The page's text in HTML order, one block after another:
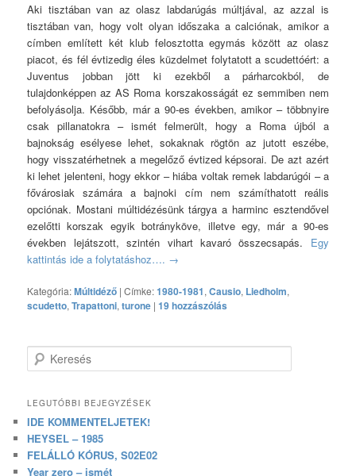
Aki tisztában van az olasz labdarúgás múltjával, az azzal is
tisztában van, hogy volt olyan időszaka a calciónak, amikor a
címben említett két klub felosztotta egymás között az olasz
piacot, és fél évtizedig éles küzdelmet folytatott a scudettóért: a
Juventus jobban jött ki ezekből a párharcokból, de
tulajdonképpen az AS Roma korszakosságát ez semmiben nem
befolyásolja. Később, már a 90-es években, amikor – többnyire
csak pillanatokra – ismét felmerült, hogy a Roma újból a
bajnokság esélyese lehet, sokaknak rögtön az jutott eszébe,
hogy visszatérhetnek a megelőző évtized képsorai. De azt azért
ki lehet jelenteni, hogy ekkor – hiába voltak remek labdarúgói – a
fővárosiak számára a bajnoki cím nem számíthatott reális
opciónak. Mostani múltidézésünk tárgya a harminc esztendővel
ezelőtti korszak egyik botrányköve, illetve egy, már a 90-es
években lejátszott, szintén vihart kavaró összecsapás. Egy
kattintás ide a folytatáshoz…. →
Kategória:Múltidéző |Címke:1980-1981,Causio, Liedholm,
scudetto,Trapattoni,turone |19 hozzászólás
Keresés
LEGUTÓBBI BEJEGYZÉSEK
IDE KOMMENTELJETEK!
HEYSEL – 1985
FELÁLLÓ KÓRUS, S02E02
Year zero – ismét